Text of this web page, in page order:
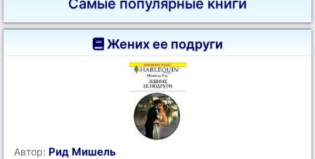
Самые популярные книги
Жених ее подруги
Автор: Рид Мишель